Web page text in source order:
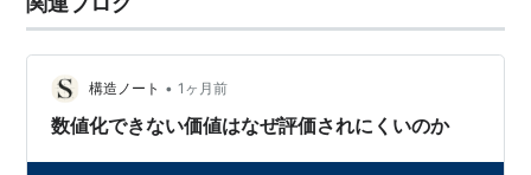
構造ノート • 1ヶ月前
数値化できない価値はなぜ評価されにくいのか